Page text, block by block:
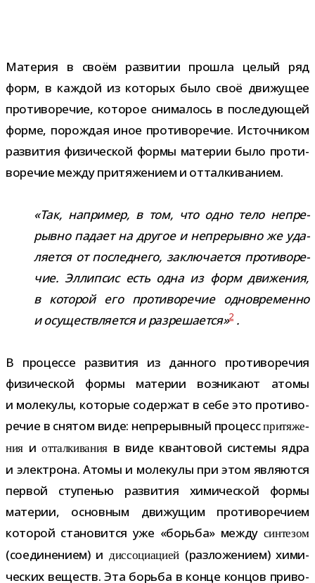
Материя в своём раз­ви­тии про­шла целый ряд
форм, в каж­дой из кото­рых было своё дви­жу­щее
про­ти­во­ре­чие, кото­рое сни­ма­лось в после­ду­ю­щей
форме, порож­дая иное про­ти­во­ре­чие. Источником
раз­ви­тия физи­че­ской формы мате­рии было про­ти­
во­ре­чие между при­тя­же­нием и отталкиванием.
«Так, напри­мер, в том, что одно тело непре­
рывно падает на дру­гое и непре­рывно же уда­
ля­ется от послед­него, заклю­ча­ется про­ти­во­ре­
чие. Эллипсис есть одна из форм дви­же­ния,
в кото­рой его про­ти­во­ре­чие одно­вре­менно
и осу­ществ­ля­ется и раз­ре­ша­ется»2 .
В про­цессе раз­ви­тия из дан­ного про­ти­во­ре­чия
физи­че­ской формы мате­рии воз­ни­кают атомы
и моле­кулы, кото­рые содер­жат в себе это про­ти­во­
ре­чие в сня­том виде: непре­рыв­ный про­цесспри­тя­же­
нияиоттал­ки­ва­нияв виде кван­то­вой системы ядра
и элек­трона. Атомы и моле­кулы при этом явля­ются
пер­вой сту­пе­нью раз­ви­тия хими­че­ской формы
мате­рии, основ­ным дви­жу­щим про­ти­во­ре­чием
кото­рой ста­но­вится уже «борьба» между син­те­зом
(соеди­не­нием) идис­со­ци­а­цией(раз­ло­же­нием) хими­
че­ских веществ. Эта борьба в конце кон­цов при­во­